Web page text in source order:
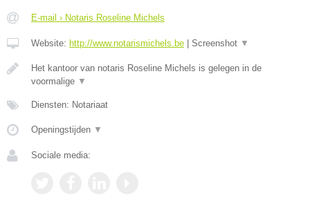
E-mail › Notaris Roseline Michels
Website: http://www.notarismichels.be | Screenshot ▼
Het kantoor van notaris Roseline Michels is gelegen in de
voormalige ▼
Diensten: Notariaat
Openingstijden ▼
Sociale media: